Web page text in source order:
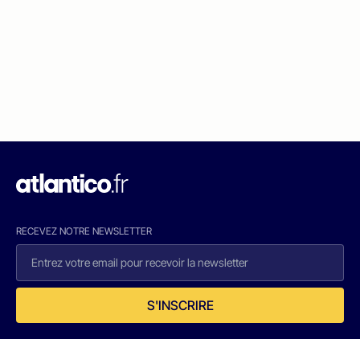
RECEVEZ NOTRE NEWSLETTER
S'INSCRIRE